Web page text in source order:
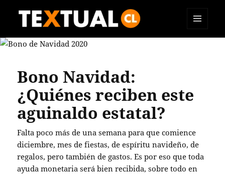
TEXTUAL
Bono Navidad:
¿Quiénes reciben este
aguinaldo estatal?
Falta poco más de una semana para que comience
diciembre, mes de fiestas, de espíritu navideño, de
regalos, pero también de gastos. Es por eso que toda
ayuda monetaria será bien recibida, sobre todo en